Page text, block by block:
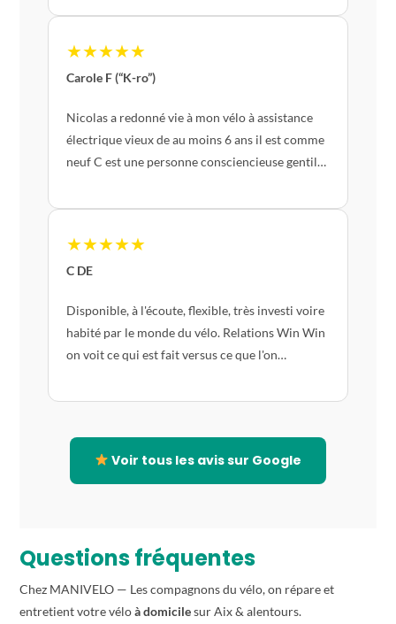
★★★★★
Carole F (“K-ro”)
Nicolas a redonné vie à mon vélo à assistance
électrique vieux de au moins 6 ans il est comme
neuf C est une personne consciencieuse gentil
suivant les situations vous faire bénéficier de la
★★★★★
C DE
Disponible, à l'écoute, flexible, très investi voire
habité par le monde du vélo. Relations Win Win
on voit ce qui est fait versus ce que l'on
Voir tous les avis sur Google
Questions fréquentes
Chez MANIVELO — Les compagnons du vélo, on répare et
entretient votre véloà domicilesur Aix & alentours.